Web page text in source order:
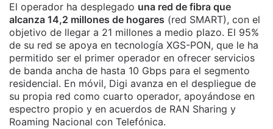
El operador ha desplegado una red de fibra que
alcanza 14,2 millones de hogares (red SMART), con el
objetivo de llegar a 21 millones a medio plazo. El 95%
de su red se apoya en tecnología XGS-PON, que le ha
permitido ser el primer operador en ofrecer servicios
de banda ancha de hasta 10 Gbps para el segmento
residencial. En móvil, Digi avanza en el despliegue de
su propia red como cuarto operador, apoyándose en
espectro propio y en acuerdos de RAN Sharing y
Roaming Nacional con Telefónica.